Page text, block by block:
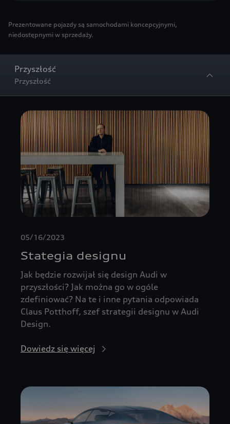
Prezentowane pojazdy są samochodami koncepcyjnymi,
niedostępnymi w sprzedaży.
Przyszłość
Przyszłość
05/16/2023
Stategia designu
Jak będzie rozwijał się design Audi w
przyszłości? Jak można go w ogóle
zdefiniować? Na te i inne pytania odpowiada
Claus Potthoff, szef strategii designu w Audi
Design.
Dowiedz się więcej